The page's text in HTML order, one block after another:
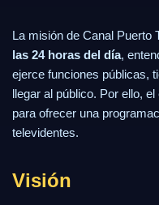
La misión de Canal Puerto
las 24 horas del día,
ejerce funciones públicas,
llegar al público. Por ello,
para ofrecer una
televidentes.
Visión